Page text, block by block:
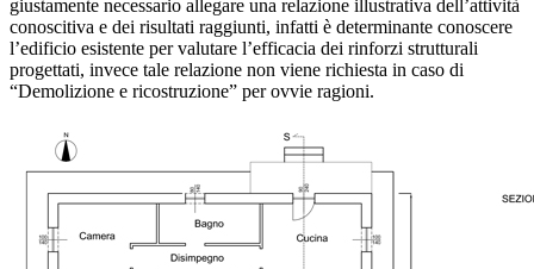
giustamente necessario allegare una relazione illustrativa dell’attività
conoscitiva e dei risultati raggiunti, infatti è determinante conoscere
l’edificio esistente per valutare l’efficacia dei rinforzi strutturali
progettati, invece tale relazione non viene richiesta in caso di
“Demolizione e ricostruzione” per ovvie ragioni.